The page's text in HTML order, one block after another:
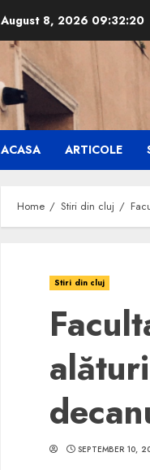
August 8, 2026 09:32:21
ACASA ARTICOLE
Home Stiri din cluj
Stiri din cluj
SEPTEMBER 10,
5 min